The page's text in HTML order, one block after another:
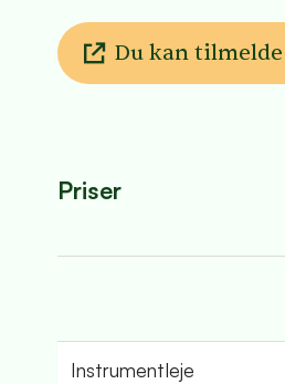
Du kan
Priser
Instrumentleje